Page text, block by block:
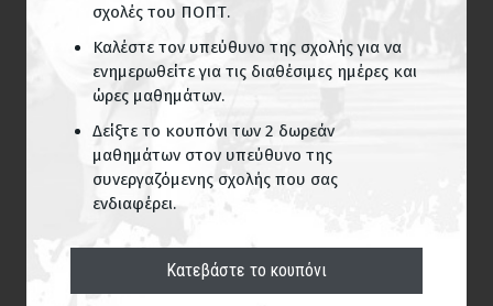
σχολές του ΠΟΠΤ.
Καλέστε τον υπεύθυνο της σχολής για να
ενημερωθείτε για τις διαθέσιμες ημέρες και
ώρες μαθημάτων.
Δείξτε το κουπόνι των 2 δωρεάν
μαθημάτων στον υπεύθυνο της
συνεργαζόμενης σχολής που σας
ενδιαφέρει.
Κατεβάστε το κουπόνι